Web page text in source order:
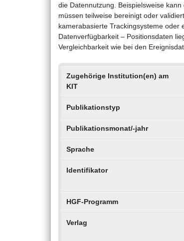
die Datennutzung. Beispielsweise
müssen teilweise bereinigt oder
kamerabasierte Trackingsysteme oder
Datenverfügbarkeit – Positionsdaten
Vergleichbarkeit wie bei den
Zugehörige Institution(en) am
KIT
Publikationstyp
Publikationsmonat/-jahr
Sprache
Identifikator
HGF-Programm
Verlag